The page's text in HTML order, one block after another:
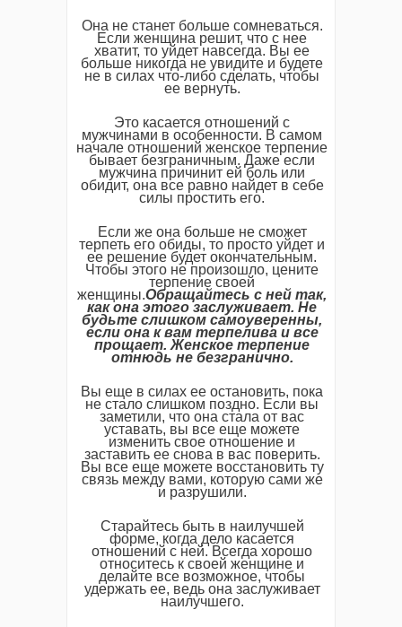
Она не станет больше сомневаться.
Если женщина решит, что с нее
хватит, то уйдет навсегда. Вы ее
больше никогда не увидите и будете
не в силах что-либо сделать, чтобы
ее вернуть.
Это касается отношений с
мужчинами в особенности. В самом
начале отношений женское терпение
бывает безграничным. Даже если
мужчина причинит ей боль или
обидит, она все равно найдет в себе
силы простить его.
Если же она больше не сможет
терпеть его обиды, то просто уйдет и
ее решение будет окончательным.
Чтобы этого не произошло, цените
терпение своей
женщины.Обращайтесь с ней так,
как она этого заслуживает. Не
будьте слишком самоуверенны,
если она к вам терпелива и все
прощает. Женское терпение
отнюдь не безгранично.
Вы еще в силах ее остановить, пока
не стало слишком поздно. Если вы
заметили, что она стала от вас
уставать, вы все еще можете
изменить свое отношение и
заставить ее снова в вас поверить.
Вы все еще можете восстановить ту
связь между вами, которую сами же
и разрушили.
Старайтесь быть в наилучшей
форме, когда дело касается
отношений с ней. Всегда хорошо
относитесь к своей женщине и
делайте все возможное, чтобы
удержать ее, ведь она заслуживает
наилучшего.